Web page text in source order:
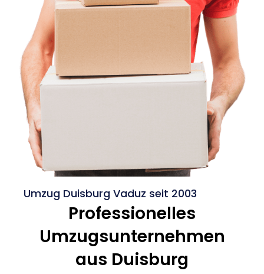
Umzug Duisburg Vaduz seit 2003
Professionelles
Umzugsunternehmen
aus Duisburg